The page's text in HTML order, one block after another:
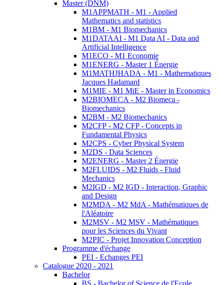
Master (DNM)
M1APPMATH - M1 - Applied
Mathematics and statistics
M1BM - M1 Biomechanics
M1DATAAI - M1 Data AI - Data and
Artificial Intelligence
M1ECO - M1 Economie
M1ENERG - Master 1 Énergie
M1MATHJHADA - M1 - Mathematiques
Jacques Hadamard
M1MIE - M1 MiE - Master in Economics
M2BIOMECA - M2 Biomeca -
Biomechanics
M2BM - M2 Biomechanics
M2CFP - M2 CFP - Concepts in
Fundamental Physics
M2CPS - Cyber Physical System
M2DS - Data Sciences
M2ENERG - Master 2 Énergie
M2FLUIDS - M2 Fluids - Fluid
Mechanics
M2IGD - M2 IGD - Interaction, Graphic
and Design
M2MDA - M2 MdA - Mathématiques de
l'Aléatoire
M2MSV - M2 MSV - Mathématiques
pour les Sciences du Vivant
M2PIC - Projet Innovation Conception
Programme d'échange
PEI - Echanges PEI
Catalogue 2020 - 2021
Bachelor
BS - Bachelor of Science de l'Ecole